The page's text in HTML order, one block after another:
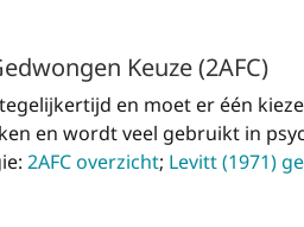
Keuze (2AFC)
en moet er één
en wordt veel gebruikt in
2AFC overzicht; Levitt (1971)